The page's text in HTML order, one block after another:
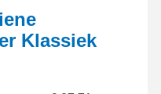
Klassiek